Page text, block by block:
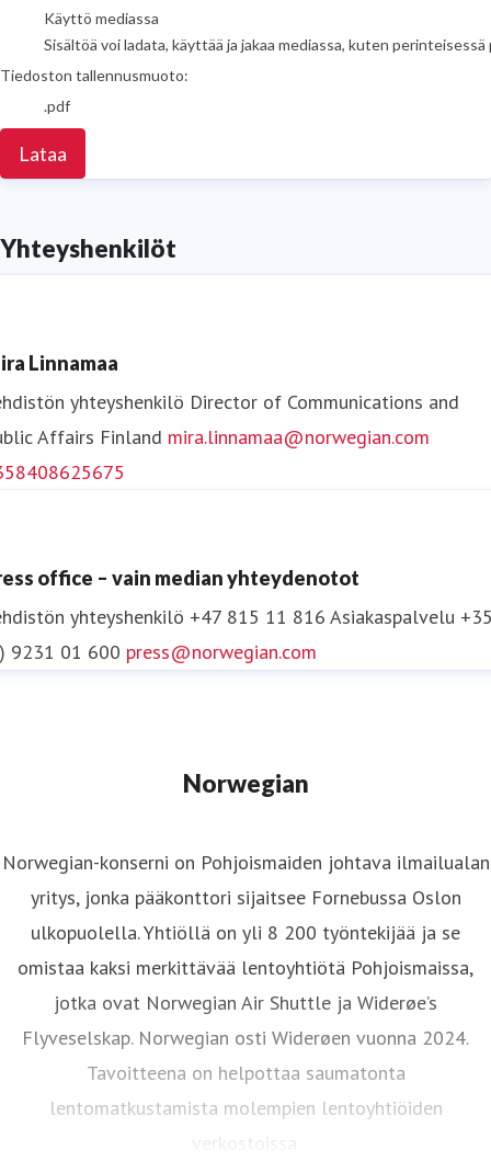
Käyttö mediassa
Sisältöä voi ladata, käyttää ja jakaa mediassa, kuten
Tiedoston tallennusmuoto:
.pdf
Lataa
Yhteyshenkilöt
Linnamaa
yhteyshenkilö Director of Communications and
Affairs Finland mira.linnamaa@norwegian.com
office – vain median yhteydenotot
yhteyshenkilö +47 815 11 816 Asiakaspalvelu
9231 01 600 press@norwegian.com
Norwegian
Norwegian-konserni on Pohjoismaiden johtava ilmailualan
yritys, jonka pääkonttori sijaitsee Fornebussa Oslon
ulkopuolella. Yhtiöllä on yli 8 200 työntekijää ja se
omistaa kaksi merkittävää lentoyhtiötä Pohjoismaissa,
jotka ovat Norwegian Air Shuttle ja Widerøe’s
Flyveselskap. Norwegian osti Widerøen vuonna 2024.
Tavoitteena on helpottaa saumatonta
lentomatkustamista molempien lentoyhtiöiden
verkostoissa.